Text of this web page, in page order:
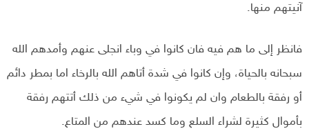
آنيتهم منها.
فانظر إلى ما هم فيه فان كانوا في وباء انجلی عنهم وأمدهم الله
سبحانه بالحياة، وإن كانوا في شدة أتاهم الله بالرخاء اما بمطر دائم
أو رفقة بالطعام وان لم يكونوا في شيء من ذلك أتتهم رفقة
بأموال كثيرة لشراء السلع وما كسد عندهم من المتاع.